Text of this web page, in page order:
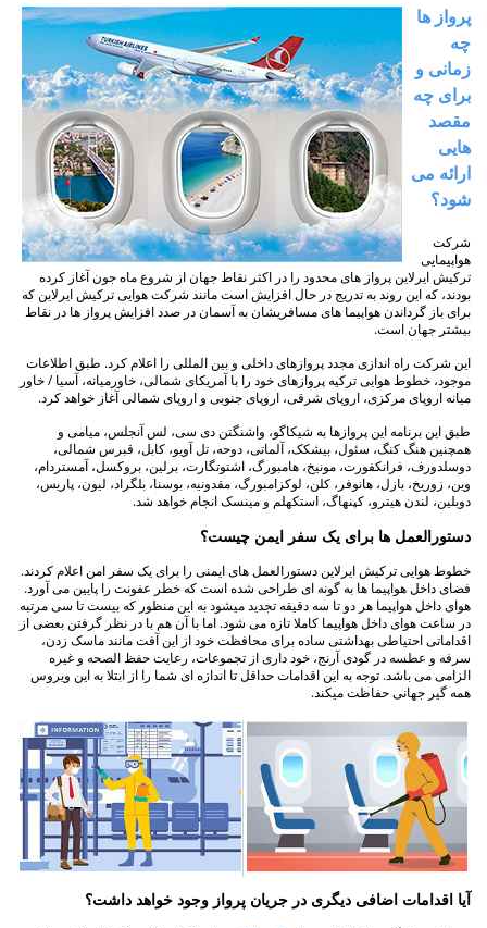
پرواز ها
چه
زمانی و
برای چه
مقصد
هایی
ارائه می
شود؟
شرکت
هواپیمایی
ترکیش ایرلاین پرواز های محدود را در اکثر نقاط جهان از شروع ماه جون آغاز کرده
بودند، که این روند به تدریج در حال افزایش است مانند شرکت هوایی ترکیش ایرلاین که
برای باز گرداندن هواپیما های مسافریشان به آسمان در صدد افزایش پرواز ها در نقاط
بیشتر جهان است.
این شرکت راه اندازی مجدد پروازهای داخلی و بین المللی را اعلام کرد. طبق اطلاعات
موجود، خطوط هوایی ترکیه پروازهای خود را با آمریکای شمالی، خاورمیانه، آسیا / خاور
میانه اروپای مرکزی، اروپای شرقی، اروپای جنوبی و اروپای شمالی آغاز خواهد کرد.
طبق این برنامه این پروازها به شیکاگو، واشنگتن دی سی، لس آنجلس، میامی و
همچنین هنگ کنگ، سئول، بیشکک، آلماتی، دوحه، تل آویو، کابل، قبرس شمالی،
دوسلدورف، فرانکفورت، مونیخ، هامبورگ، اشتوتگارت، برلین، بروکسل، آمستردام،
وین، زوریخ، بازل، هانوفر، کلن، لوکزامبورگ، مقدونیه، بوسنا، بلگراد، لیون، پاریس،
دوبلین، لندن هیترو، کپنهاگ، استکهلم و مینسک انجام خواهد شد.
دستورالعمل ها برای یک سفر ایمن چیست؟
خطوط هوایی ترکیش ایرلاین دستورالعمل های ایمنی را برای یک سفر امن اعلام کردند.
فضای داخل هواپیما ها به گونه ای طراحی شده است که خطر عفونت را پایین می آورد.
هوای داخل هواپیما هر دو تا سه دقیقه تجدید میشود به این منظور که بیست تا سی مرتبه
در ساعت هوای داخل هواپیما کاملا تازه می شود. اما با آن هم با در نظر گرفتن بعضی از
اقداماتی احتیاطی بهداشتی ساده برای محافظت خود از این آفت مانند ماسک زدن،
سرفه و عطسه در گودی آرنج، خود داری از تجموعات، رعایت حفظ الصحه و غیره
الزامی می باشد. توجه به این اقدامات حداقل تا اندازه ای شما را از ابتلا به این ویروس
همه گیر جهانی حفاظت میکند.
آیا اقدامات اضافی دیگری در جریان پرواز وجود خواهد داشت؟